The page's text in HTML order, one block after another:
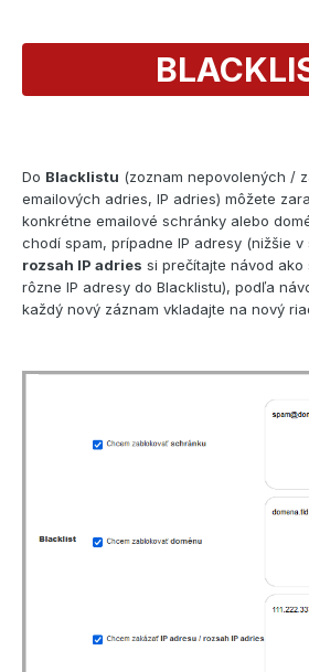
Do Blacklistu (zoznam nepovolených /
emailových adries, IP adries) môžete
konkrétne emailové schránky alebo
chodí spam, prípadne IP adresy (nižšie v
rozsah IP adries si prečítajte návod
rôzne IP adresy do Blacklistu), podľa
každý nový záznam vkladajte na nový